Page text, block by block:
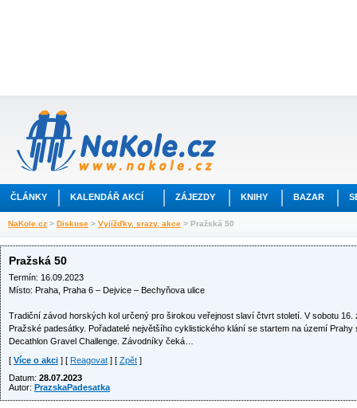
ČLÁNKY KALENDÁŘ AKCÍ ZÁJEZDY KNIHY BAZAR
NaKole.cz > Diskuse > Vyjížďky, srazy, akce > Pražská 50
Pražská 50
Termín: 16.09.2023
Místo: Praha, Praha 6 – Dejvice – Bechyňova ulice
Tradiční závod horských kol určený pro širokou veřejnost slaví čtvrt století. V sobotu
Pražské padesátky. Pořadatelé největšího cyklistického klání se startem na území Prahy
Decathlon Gravel Challenge. Závodníky čeká…
[ Více o akci ] [ Reagovat ] [ Zpět ]
Datum: 28.07.2023
Autor: PrazskaPadesatka